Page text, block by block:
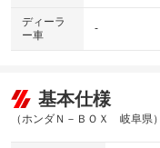
ディーラ
ー車
-
基本仕様
（ホンダＮ－ＢＯＸ 岐阜県）